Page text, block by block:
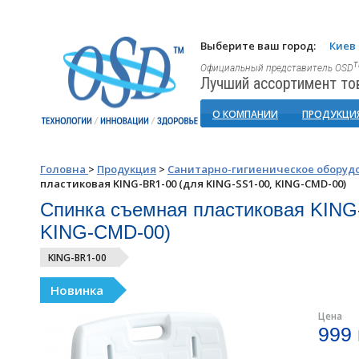
Выберите ваш город: Киев
Официальный представитель OSD
Лучший ассортимент
О КОМПАНИИ
Головна > Продукция > Санитарно-гигиеническое
пластиковая KING-BR1-00 (для KING-SS1-00, KING-CMD-00)
Спинка съемная пластиковая
KING-CMD-00)
KING-BR1-00
Новинка
Цена
999